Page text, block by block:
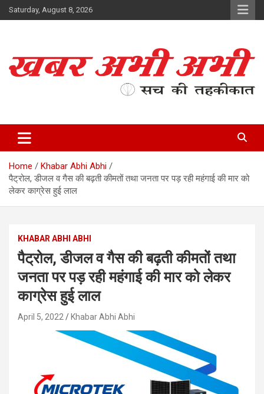
Skip
to
Saturday, August 8, 2026
Home
Khabar Abhi Abhi
पैट्रोल, डीजल व गैस की बढ़ती कीमतों तथा जनता पर पड़ रही महंगाई की मार को
लेकर काग्रेस हुई लाल
KHABAR ABHI ABHI
पैट्रोल, डीजल व गैस की बढ़ती कीमतों तथा
जनता पर पड़ रही महंगाई की मार को लेकर
काग्रेस हुई लाल
April 5, 2022 Khabar Abhi Abhi